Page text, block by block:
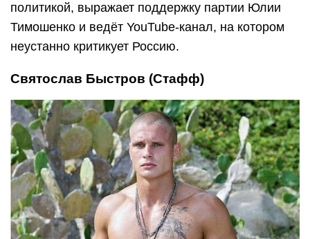
политикой, выражает поддержку партии Юлии
Тимошенко и ведёт YouTube-канал, на котором
неустанно критикует Россию.
Святослав Быстров (Стафф)